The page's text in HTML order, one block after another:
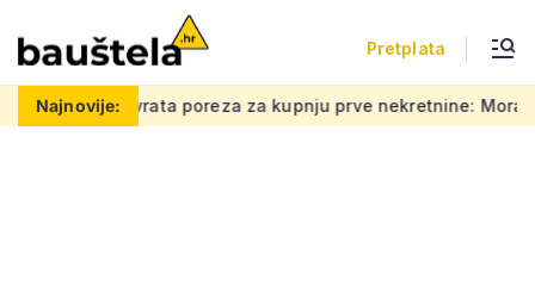
Pretplata
Najnovije:
poreza za kupnju prve nekretnine: Morate znati ovih 5